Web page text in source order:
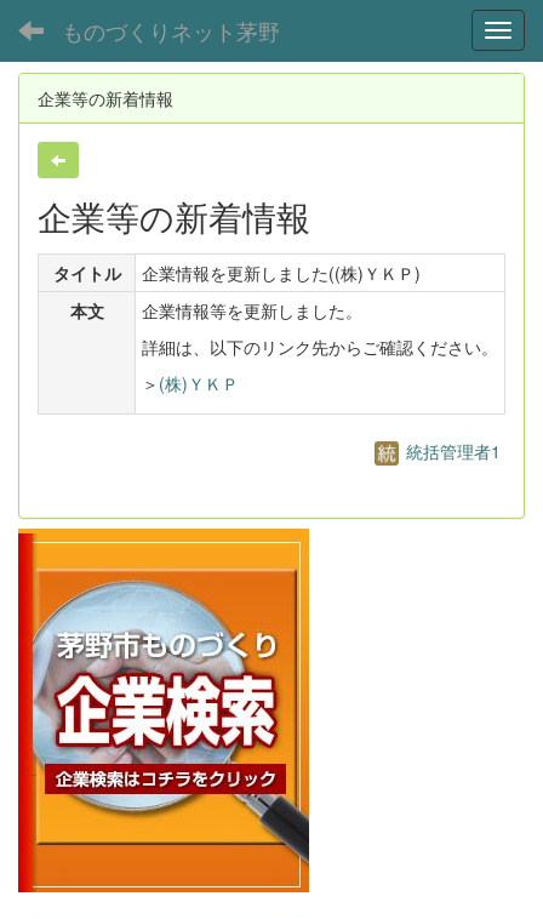
ものづくりネット茅野
企業等の新着情報
企業等の新着情報
タイトル
企業情報を更新しました((株)ＹＫＰ)
本文
企業情報等を更新しました。
詳細は、以下のリンク先からご確認ください。
＞ (株)ＹＫＰ
統括管理者1